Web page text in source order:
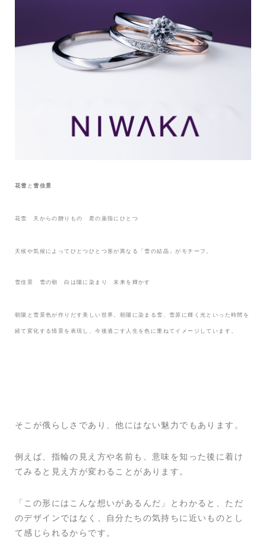
花雪 と 雪佳景
花雪 天からの贈りもの 君の薬指にひとつ
天候や気候によってひとつひとつ形が異なる「雪の結晶」がモチーフ。
雪佳景 雪の朝 白は陽に染まり 未来を輝かす
朝陽と雪景色が作りだす美しい世界。朝陽に染まる雪、雪原に輝く光といった時間を
経て変化する情景を表現し、今後過ごす人生を色に重ねてイメージしています。
そこが俄らしさであり、他にはない魅力でもあります。
例えば、指輪の見え方や名前も、意味を知った後に着け
てみると見え方が変わることがあります。
「この形にはこんな想いがあるんだ」とわかると、ただ
のデザインではなく、自分たちの気持ちに近いものとし
て感じられるからです。